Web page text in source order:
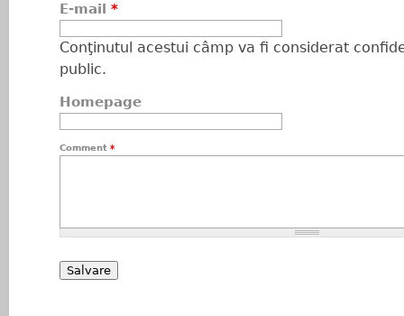
E-mail *
Conţinutul acestui câmp va fi considerat
public.
Homepage
Comment *